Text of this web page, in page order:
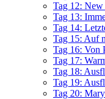
Tag 12:
Tag 13:
Tag 14:
Tag 15: Auf
Tag 16: Von
Tag 17:
Tag 18:
Tag 19:
Tag 20: